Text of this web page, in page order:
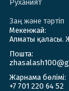
Руханият
Заң және тәртіп
Мекенжай:
Алматы қаласы.
Пошта:
Жарнама бөлімі:
+7 701 220 64 52